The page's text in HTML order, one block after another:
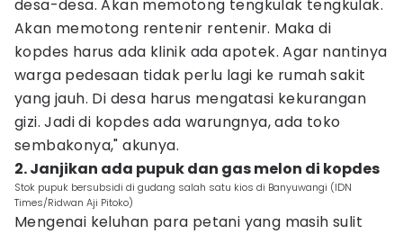
desa-desa. Akan memotong tengkulak tengkulak.
Akan memotong rentenir rentenir. Maka di
kopdes harus ada klinik ada apotek. Agar nantinya
warga pedesaan tidak perlu lagi ke rumah sakit
yang jauh. Di desa harus mengatasi kekurangan
gizi. Jadi di kopdes ada warungnya, ada toko
sembakonya," akunya.
2. Janjikan ada pupuk dan gas melon di kopdes
Stok pupuk bersubsidi di gudang salah satu kios di Banyuwangi (IDN
Times/Ridwan Aji Pitoko)
Mengenai keluhan para petani yang masih sulit